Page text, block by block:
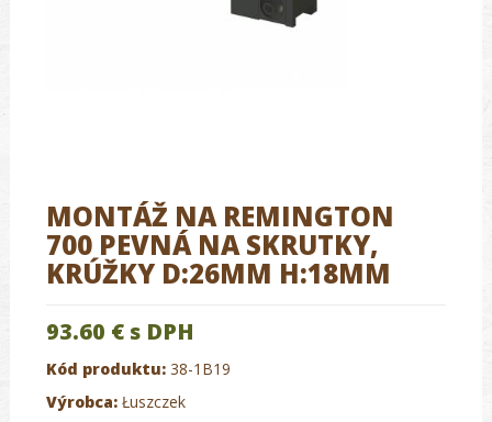
MONTÁŽ NA REMINGTON
700 PEVNÁ NA SKRUTKY,
KRÚŽKY D:26MM H:18MM
93.60 € s DPH
Kód produktu: 38-1B19
Výrobca: Łuszczek